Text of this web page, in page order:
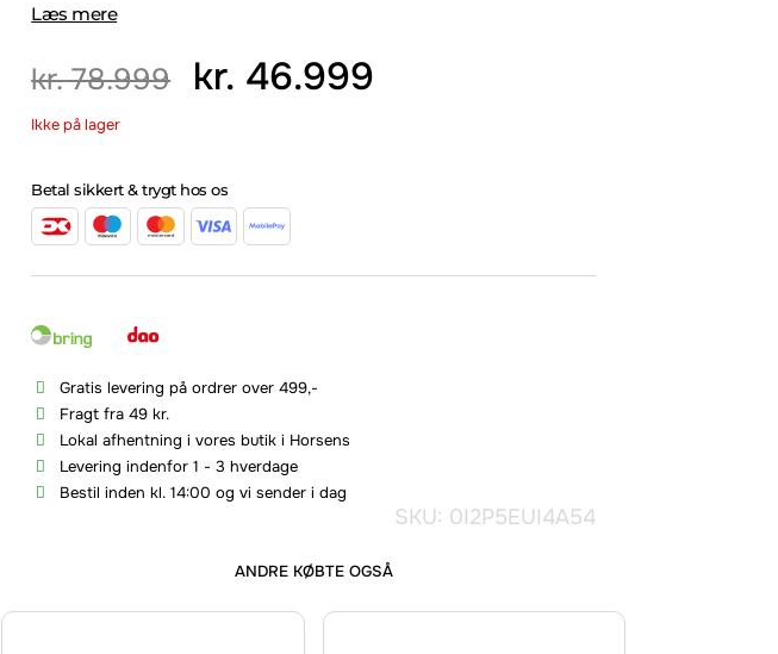
Læs mere
kr.78.999 kr. 46.999
Ikke på lager
Betal sikkert & trygt hos os
Gratis levering på ordrer over 499,-
Fragt fra 49 kr.
Lokal afhentning i vores butik i Horsens
Levering indenfor 1 - 3 hverdage
Bestil inden kl. 14:00 og vi sender i dag
SKU: 0I2P5EUI4A54
ANDRE KØBTE OGSÅ